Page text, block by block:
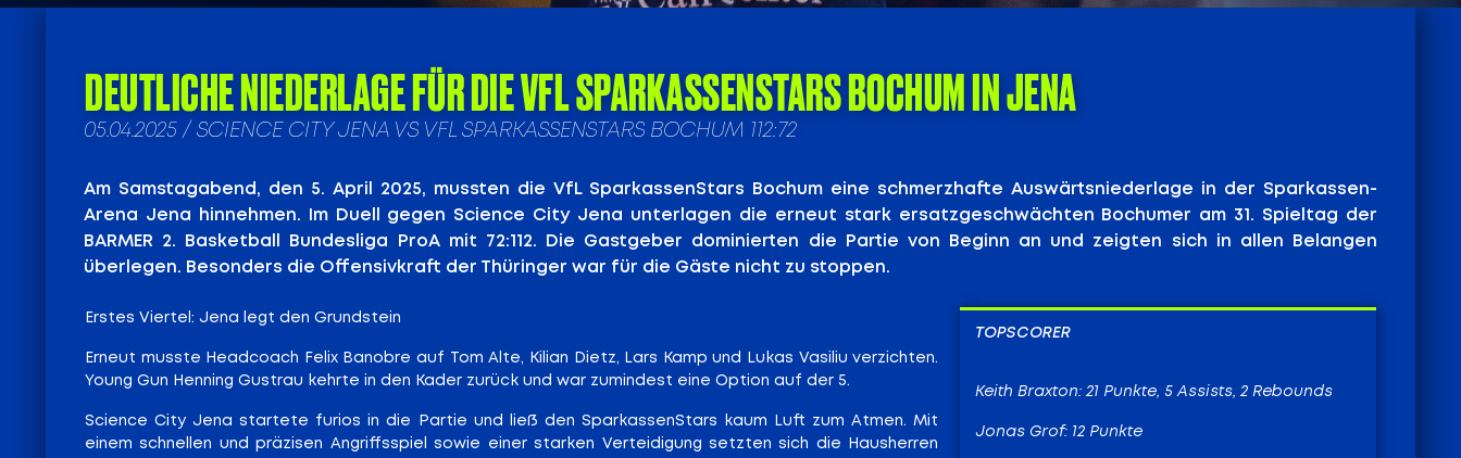
DEUTLICHE NIEDERLAGE FÜR DIE VFL SPARKASSENSTARS BOCHUM IN JENA
05.04.2025 / SCIENCE CITY JENA VS VFL SPARKASSENSTARS BOCHUM 112:72
Am Samstagabend, den 5. April 2025, mussten die VfL SparkassenStars Bochum eine schmerzhafte Auswärtsniederlage in der Sparkassen-
Arena Jena hinnehmen. Im Duell gegen Science City Jena unterlagen die erneut stark ersatzgeschwächten Bochumer am 31. Spieltag der
BARMER 2. Basketball Bundesliga ProA mit 72:112. Die Gastgeber dominierten die Partie von Beginn an und zeigten sich in allen Belangen
überlegen. Besonders die Offensivkraft der Thüringer war für die Gäste nicht zu stoppen.
Erstes Viertel: Jena legt den Grundstein
Erneut musste Headcoach Felix Banobre auf Tom Alte, Kilian Dietz, Lars Kamp und Lukas Vasiliu verzichten.
Young Gun Henning Gustrau kehrte in den Kader zurück und war zumindest eine Option auf der 5.
Science City Jena startete furios in die Partie und ließ den SparkassenStars kaum Luft zum Atmen. Mit
einem schnellen und präzisen Angriffsspiel sowie einer starken Verteidigung setzten sich die Hausherren
TOPSCORER
Keith Braxton: 21 Punkte, 5 Assists, 2 Rebounds
Jonas Grof: 12 Punkte